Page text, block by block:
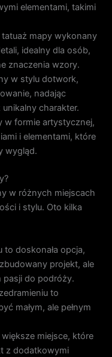
elementami, takimi
tatuaż mapy wykonany
idealny dla osób,
znaczenia wzory.
w stylu dotwork,
nadając
charakter.
w formie artystycznej,
i elementami, które
wygląd.
w różnych miejscach
i stylu. Oto kilka
to doskonała opcja,
projekt, ale
pasji do podróży.
to
małym, ale pełnym
miejsce, które
z dodatkowymi